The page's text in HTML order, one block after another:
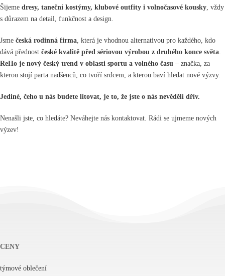
Šijeme dresy, taneční kostýmy, klubové outfity i volnočasové kousky, vždy
s důrazem na detail, funkčnost a design.
Jsme česká rodinná firma, která je vhodnou alternativou pro každého, kdo
dává přednost české kvalitě před sériovou výrobou z druhého konce světa.
ReHo je nový český trend v oblasti sportu a volného času – značka, za
kterou stojí parta nadšenců, co tvoří srdcem, a kterou baví hledat nové výzvy.
Jediné, čeho u nás budete litovat, je to, že jste o nás nevěděli dřív.
Nenašli jste, co hledáte? Neváhejte nás kontaktovat. Rádi se ujmeme nových
výzev!
CENY
týmové oblečení